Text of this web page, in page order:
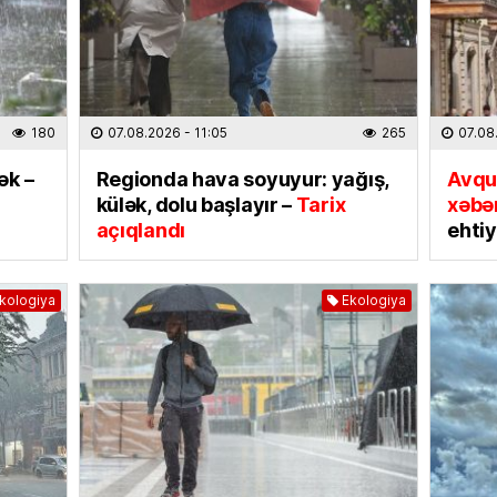
SƏHIYYƏ
Hər
“
ÖLKƏ
Bu
180
–
07.08.2026 - 11:05 265
Regionda hava soyuyur: yağış,
külək, dolu başlayır –Tarix
açıqlandı
Ekologiya